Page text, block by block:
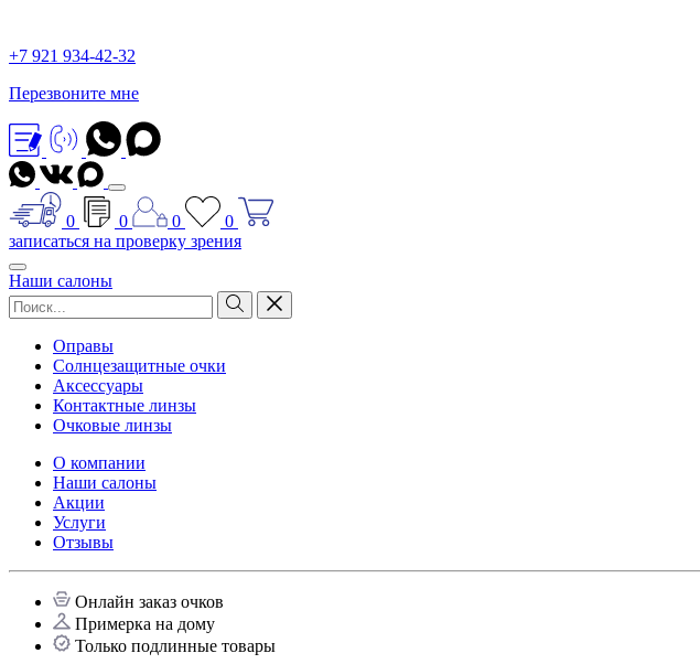
+7 921 934-42-32
Перезвоните мне
0 0 0
0
записаться на проверку зрения
Наши салоны
Оправы
Солнцезащитные очки
Аксессуары
Контактные линзы
Очковые линзы
О компании
Наши салоны
Акции
Услуги
Отзывы
Онлайн заказ очков
Примерка на дому
Только подлинные товары